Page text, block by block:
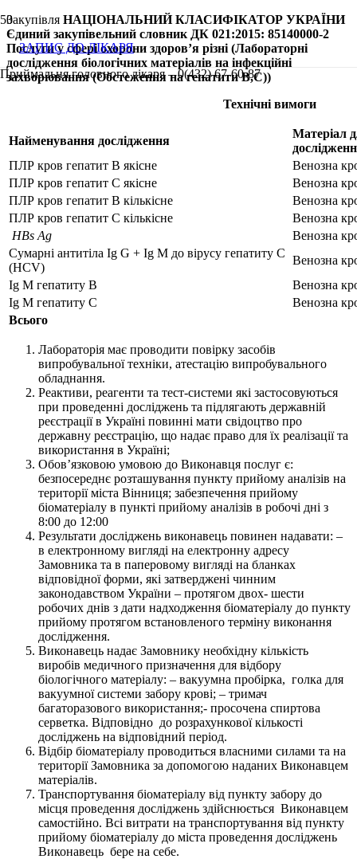
ЗАПИС ДО ЛІКАРЯ
Приймальня головного лікаря – 0(432) 67-60-87
Закупівля НАЦІОНАЛЬНИЙ КЛАСИФІКАТОР УКРАЇНИ
Єдиний закупівельний словник ДК 021:2015: 85140000-2
Послуги у сфері охорони здоров’я різні (Лабораторні
дослідження біологічних матеріалів на інфекційні
захворювання (Обстеження на гепатити В,С))
Технічні вимоги
Найменування дослідження
Матеріал
ПЛР кров гепатит В якісне
Венозна
ПЛР кров гепатит С якісне
Венозна
ПЛР кров гепатит В кількісне
Венозна
ПЛР кров гепатит С кількісне
Венозна
HBs Ag
Венозна
Сумарні антитіла Ig G + Ig M до вірусу гепатиту С
(HCV)
Венозна
Ig M гепатиту В
Венозна
Ig M гепатиту С
Венозна
Всього
Лабораторія має проводити повірку засобів
випробувальної техніки, атестацію випробувального
обладнання.
Реактиви, реагенти та тест-системи які застосовуються
при проведенні досліджень та підлягають державній
реєстрації в Україні повинні мати свідоцтво про
державну реєстрацію, що надає право для їх реалізації та
використання в Україні;
Обов’язковою умовою до Виконавця послуг є:
безпосереднє розташування пункту прийому аналізів на
території міста Вінниця; забезпечення прийому
біоматеріалу в пункті прийому аналізів в робочі дні з
8:00 до 12:00
Результати досліджень виконавець повинен надавати: –
в електронному вигляді на електронну адресу
Замовника та в паперовому вигляді на бланках
відповідної форми, які затверджені чинним
законодавством України – протягом двох- шести
робочих днів з дати надходження біоматеріалу до пункту
прийому протягом встановленого терміну виконання
дослідження.
Виконавець надає Замовнику необхідну кількість
виробів медичного призначення для відбору
біологічного матеріалу: – вакуумна пробірка, голка для
вакуумної системи забору крові; – тримач
багаторазового використання;- просочена спиртова
серветка. Відповідно до розрахункової кількості
досліджень на відповідний період.
Відбір біоматеріалу проводиться власними силами та на
території Замовника за допомогою наданих Виконавцем
матеріалів.
Транспортування біоматеріалу від пункту забору до
місця проведення досліджень здійснюється Виконавцем
самостійно. Всі витрати на транспортування від пункту
прийому біоматеріалу до міста проведення досліджень
Виконавець бере на себе.